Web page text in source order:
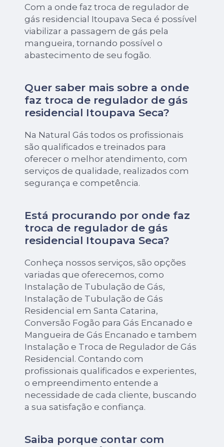
Com a onde faz troca de regulador de
gás residencial Itoupava Seca é possível
viabilizar a passagem de gás pela
mangueira, tornando possível o
abastecimento de seu fogão.
Quer saber mais sobre a onde
faz troca de regulador de gás
residencial Itoupava Seca?
Na Natural Gás todos os profissionais
são qualificados e treinados para
oferecer o melhor atendimento, com
serviços de qualidade, realizados com
segurança e competência.
Está procurando por onde faz
troca de regulador de gás
residencial Itoupava Seca?
Conheça nossos serviços, são opções
variadas que oferecemos, como
Instalação de Tubulação de Gás,
Instalação de Tubulação de Gás
Residencial em Santa Catarina,
Conversão Fogão para Gás Encanado e
Mangueira de Gás Encanado e tambem
Instalação e Troca de Regulador de Gás
Residencial. Contando com
profissionais qualificados e experientes,
o empreendimento entende a
necessidade de cada cliente, buscando
a sua satisfação e confiança.
Saiba porque contar com